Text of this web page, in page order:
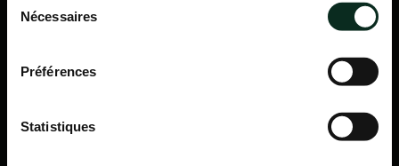
Nécessaires
Préférences
Statistiques
P.F.C.A Pompes Funèbres des Communes Associées